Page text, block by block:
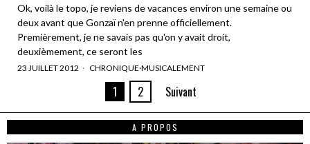
Ok, voilà le topo, je reviens de vacances environ une semaine ou
deux avant que Gonzaï n'en prenne officiellement.
Premièrement, je ne savais pas qu'on y avait droit,
deuxièmement, ce seront les
23 JUILLET 2012 CHRONIQUE·MUSICALEMENT
1 2 Suivant
A PROPOS